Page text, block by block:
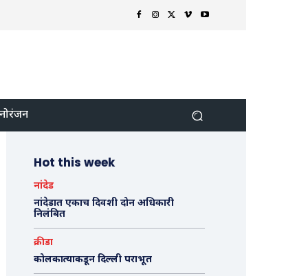
Hot this week
नांदेड
नांदेडात एकाच दिवशी दोन अधिकारी
निलंबित
क्रीडा
कोलकात्याकडून दिल्ली पराभूत